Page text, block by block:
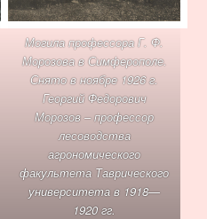
Могила профессора Г. Ф.
Морозова в Симферополе.
Снято в ноябре 1926 г.
Георгий Федорович
Морозов – профессор
лесоводства
агрономического
факультета Таврического
университета в 1918—
1920 гг.